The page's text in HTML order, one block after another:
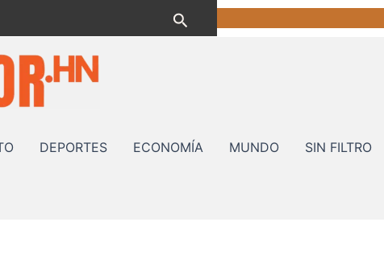
Buscar
DEPORTES ECONOMÍA MUNDO SIN FILTRO